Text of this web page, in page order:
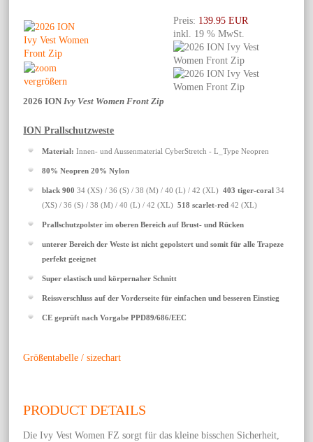
vergrößern
Preis: 139.95 EUR
inkl. 19 % MwSt.
2026 ION Ivy Vest Women Front Zip
ION Prallschutzweste
Material: Innen- und Aussenmaterial CyberStretch - L_Type Neopren
80% Neopren 20% Nylon
black 900 34 (XS) / 36 (S) / 38 (M) / 40 (L) / 42 (XL)403 tiger-coral 34
(XS) / 36 (S) / 38 (M) / 40 (L) / 42 (XL)518 scarlet-red42 (XL)
Prallschutzpolster im oberen Bereich auf Brust- und Rücken
unterer Bereich der Weste ist nicht gepolstert und somit für alle Trapeze
perfekt geeignet
Super elastisch und körpernaher Schnitt
Reissverschluss auf der Vorderseite für einfachen und besseren Einstieg
CE geprüft nach Vorgabe PPD89/686/EEC
Größentabelle / sizechart
PRODUCT DETAILS
Die Ivy Vest Women FZ sorgt für das kleine bisschen Sicherheit,